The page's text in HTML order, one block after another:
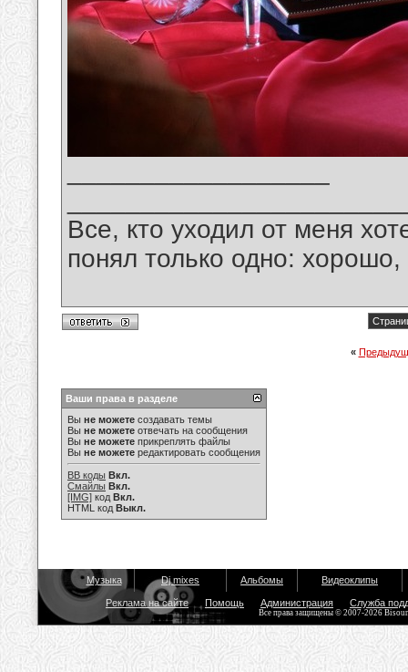
Все, кто уходил от меня
понял только одно:
«
Ваши права в разделе
Вы не можете создавать темы
Вы не можете отвечать на сообщения
Вы не можете прикреплять файлы
Вы не можете редактировать сообщения
BB коды Вкл.
Смайлы Вкл.
[IMG] код Вкл.
HTML код Выкл.
Музыка Dj mixes Альбомы Видеоклипы
Реклама на сайте Помощь Администрация Служба
Все права защищены © 2007-2026